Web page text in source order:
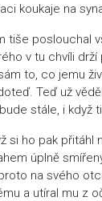
koukaje na
tiše poslouchal
v tu chvíli
to, co jemu
Teď už
stále, i když
si ho pak přitáhl
úplně
na svého
a utíral mu z